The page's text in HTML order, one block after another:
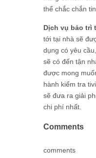
thể chắc chắn
Dịch vụ bảo trì
tới tại nhà sẽ
dụng có yêu
sẽ có đến tận
được mong
hành kiểm tra
sẽ đưa ra giải
chi phí nhất.
Comments
comments